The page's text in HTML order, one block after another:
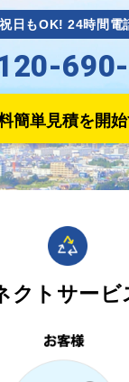
日もOK! 24時間電
簡単見積を開
クトサービ